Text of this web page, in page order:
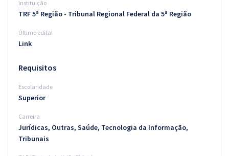
Aprovados
Atendimento
Instituição
TRF 5ª Região - Tribunal Regional Federal da 5ª Região
Último edital
Link
Requisitos
Escolaridade
Superior
Carreira
Jurídicas, Outras, Saúde, Tecnologia da Informação,
Tribunais